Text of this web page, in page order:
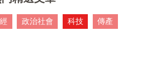
政治社會 科技
傳產